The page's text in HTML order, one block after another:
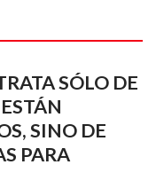
SÓLO DE
SINO DE
PARA